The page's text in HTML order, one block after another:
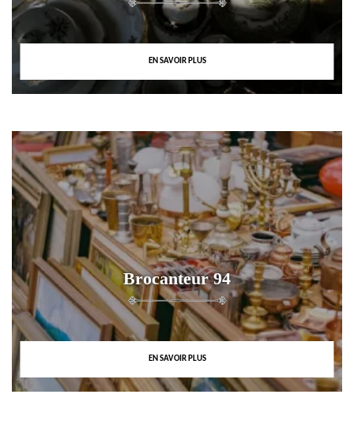
EN SAVOIR PLUS
Brocanteur 94
EN SAVOIR PLUS